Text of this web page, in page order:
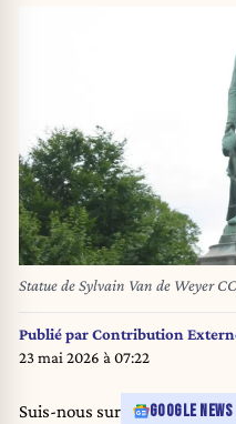
Statue de Sylvain Van de Weyer
Publié parContribution
23 mai 2026 à 07:22
Suis-nous sur GOOGLE NEWS